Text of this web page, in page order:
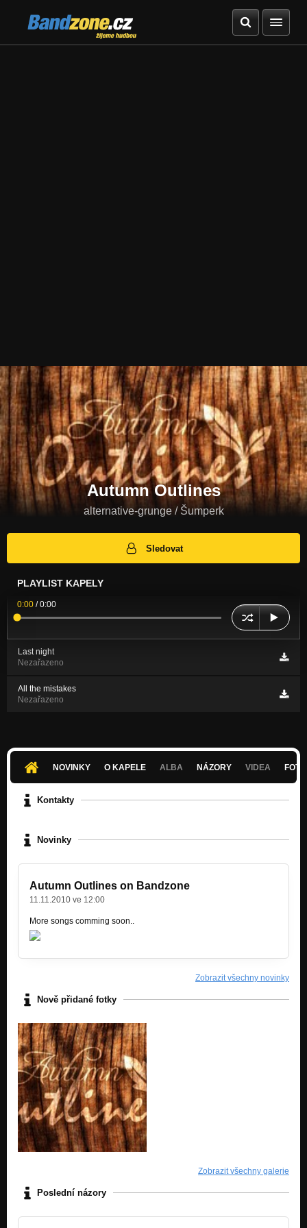
Bandzone.cz
žijeme hudbou
Autumn Outlines
alternative-grunge / Šumperk
Sledovat
PLAYLIST KAPELY
0:00 /0:00
Last night
Nezařazeno
All the mistakes
Nezařazeno
NOVINKY O KAPELE ALBA NÁZORY VIDEA
Kontakty
Novinky
Autumn Outlines on Bandzone
11.11.2010 ve 12:00
More songs comming soon..
Zobrazit všechny novinky
Nově přidané fotky
Zobrazit všechny galerie
Poslední názory